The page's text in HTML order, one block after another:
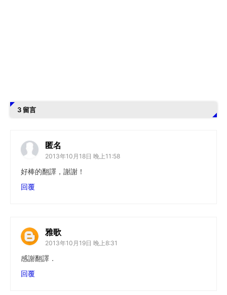
3 留言
匿名
2013年10月18日 晚上11:58
好棒的翻譯，謝謝！
回覆
雅歌
2013年10月19日 晚上8:31
感謝翻譯．
回覆